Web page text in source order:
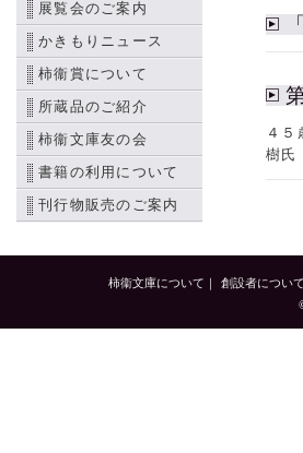
展覧会のご案内
かきもりニュース
柿衞賞について
所蔵品のご紹介
柿衞文庫友の会
書籍の利用について
刊行物販売のご案内
４５
樹氏
柿衞文庫について ｜ 創設者について